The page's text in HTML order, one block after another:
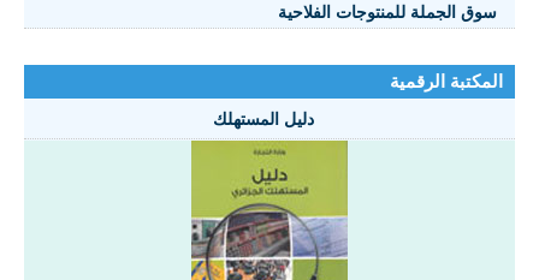
سوق الجملة للمنتوجات الفلاحية
المكتبة الرقمية
دليل المستهلك